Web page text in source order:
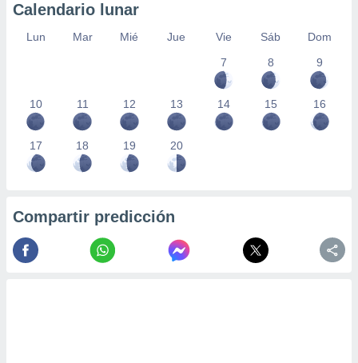
Calendario lunar
Lun Mar Mié Jue Vie Sáb
Dom
7
8 9
10 11 12 13 14 15 16
17 18 19 20
Compartir predicción